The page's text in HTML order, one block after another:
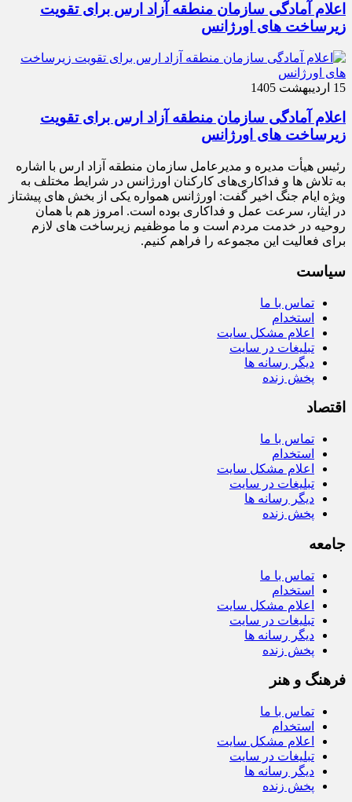
اعلام آمادگی سازمان منطقه آزاد ارس برای تقویت
زیرساخت‌ های اورژانس
15 اردیبهشت 1405
اعلام آمادگی سازمان منطقه آزاد ارس برای تقویت
زیرساخت‌ های اورژانس
رئیس هیأت‌ مدیره و مدیرعامل سازمان منطقه آزاد ارس با اشاره
به تلاش‌ ها و فداکاری‌های کارکنان اورژانس در شرایط مختلف به‌
ویژه ایام جنگ اخیر گفت: اورژانس همواره یکی از بخش‌ های پیشتاز
در ایثار، سرعت‌ عمل و فداکاری بوده است. امروز هم با همان
روحیه در خدمت مردم است و ما موظفیم زیرساخت‌ های لازم
برای فعالیت این مجموعه را فراهم کنیم.
سیاست
تماس با ما
استخدام
اعلام مشکل سایت
تبلیغات در سایت
دیگر رسانه ها
پخش زنده
اقتصاد
تماس با ما
استخدام
اعلام مشکل سایت
تبلیغات در سایت
دیگر رسانه ها
پخش زنده
جامعه
تماس با ما
استخدام
اعلام مشکل سایت
تبلیغات در سایت
دیگر رسانه ها
پخش زنده
فرهنگ و هنر
تماس با ما
استخدام
اعلام مشکل سایت
تبلیغات در سایت
دیگر رسانه ها
پخش زنده